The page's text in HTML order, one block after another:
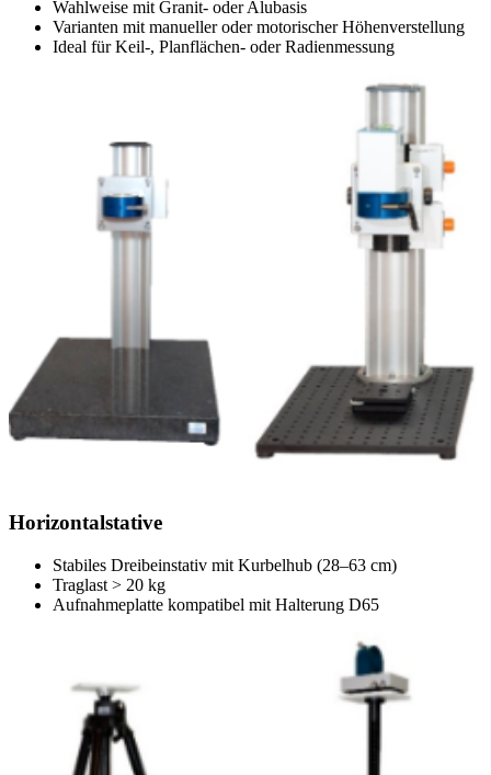
Wahlweise mit Granit- oder Alubasis
Varianten mit manueller oder motorischer Höhenverstellung
Ideal für Keil-, Planflächen- oder Radienmessung
Horizontalstative
Stabiles Dreibeinstativ mit Kurbelhub (28–63 cm)
Traglast > 20 kg
Aufnahmeplatte kompatibel mit Halterung D65